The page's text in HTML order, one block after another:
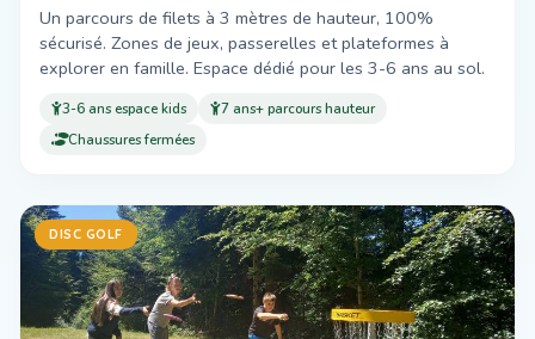
Un parcours de filets à 3 mètres de hauteur, 100%
sécurisé. Zones de jeux, passerelles et plateformes à
explorer en famille. Espace dédié pour les 3-6 ans au sol.
3-6 ans espace kids
7 ans+ parcours hauteur
Chaussures fermées
DISC GOLF